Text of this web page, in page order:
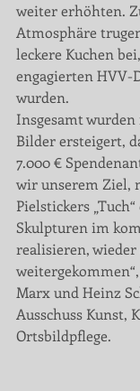
weiter erhöhten.
Atmosphäre
leckere Kuchen
engagierten HVV-
wurden.
Insgesamt wurden
Bilder ersteigert,
7.000 €
wir unserem Ziel,
Pielstickers
Skulpturen im
realisieren, wieder
Marx und Heinz
Ausschuss Kunst,
Ortsbildpflege.